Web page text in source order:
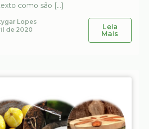
como são […]
Lopes
de 2020 Leia
Mais